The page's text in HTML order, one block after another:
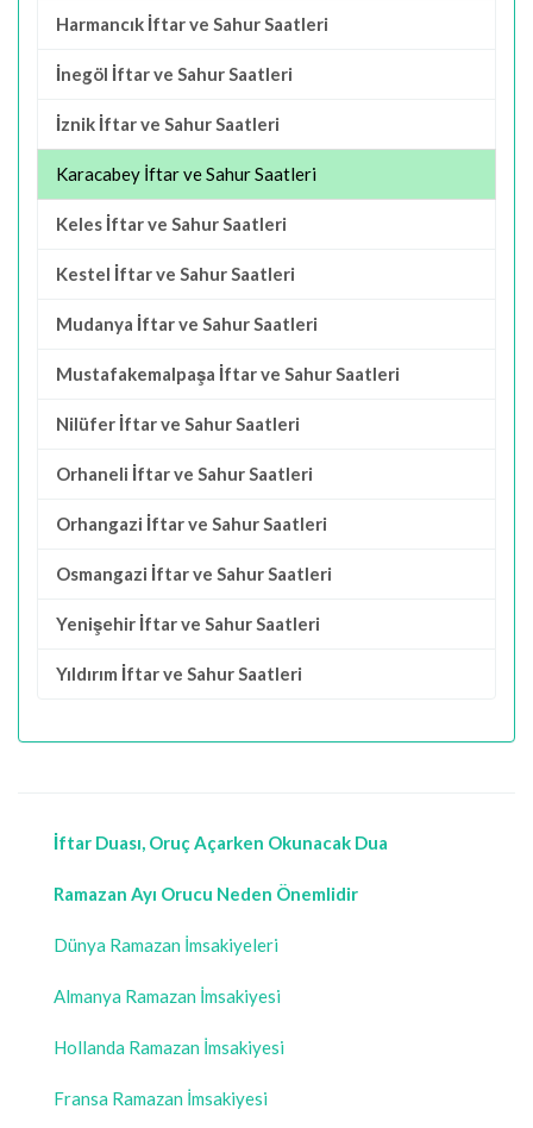
Harmancık İftar ve Sahur Saatleri
İnegöl İftar ve Sahur Saatleri
İznik İftar ve Sahur Saatleri
Karacabey İftar ve Sahur Saatleri
Keles İftar ve Sahur Saatleri
Kestel İftar ve Sahur Saatleri
Mudanya İftar ve Sahur Saatleri
Mustafakemalpaşa İftar ve Sahur Saatleri
Nilüfer İftar ve Sahur Saatleri
Orhaneli İftar ve Sahur Saatleri
Orhangazi İftar ve Sahur Saatleri
Osmangazi İftar ve Sahur Saatleri
Yenişehir İftar ve Sahur Saatleri
Yıldırım İftar ve Sahur Saatleri
İftar Duası, Oruç Açarken Okunacak Dua
Ramazan Ayı Orucu Neden Önemlidir
Dünya Ramazan İmsakiyeleri
Almanya Ramazan İmsakiyesi
Hollanda Ramazan İmsakiyesi
Fransa Ramazan İmsakiyesi